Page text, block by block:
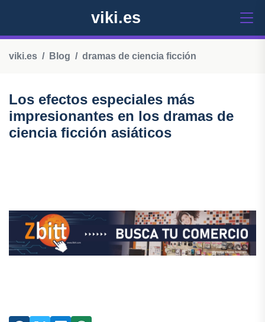
viki.es
viki.es Blog dramas de ciencia ficción
Los efectos especiales más
impresionantes en los dramas de
ciencia ficción asiáticos